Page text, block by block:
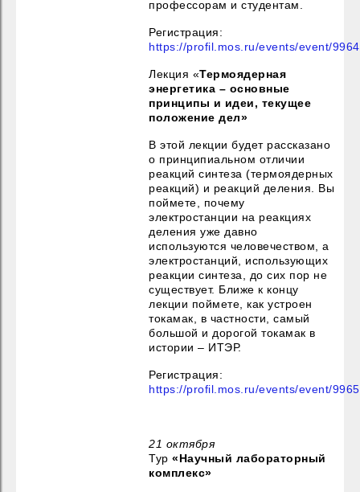
профессорам и студентам.
Регистрация:
https://profil.mos.ru/events/event/
Лекция «Термоядерная
энергетика – основные
принципы и идеи, текущее
положение дел»
В этой лекции будет рассказано
о принципиальном отличии
реакций синтеза (термоядерных
реакций) и реакций деления. Вы
поймете, почему
электростанции на реакциях
деления уже давно
используются человечеством, а
электростанций, использующих
реакции синтеза, до сих пор не
существует. Ближе к концу
лекции поймете, как устроен
токамак, в частности, самый
большой и дорогой токамак в
истории – ИТЭР.
Регистрация:
https://profil.mos.ru/events/event/
21 октября
Тур«Научный лабораторный
комплекс»